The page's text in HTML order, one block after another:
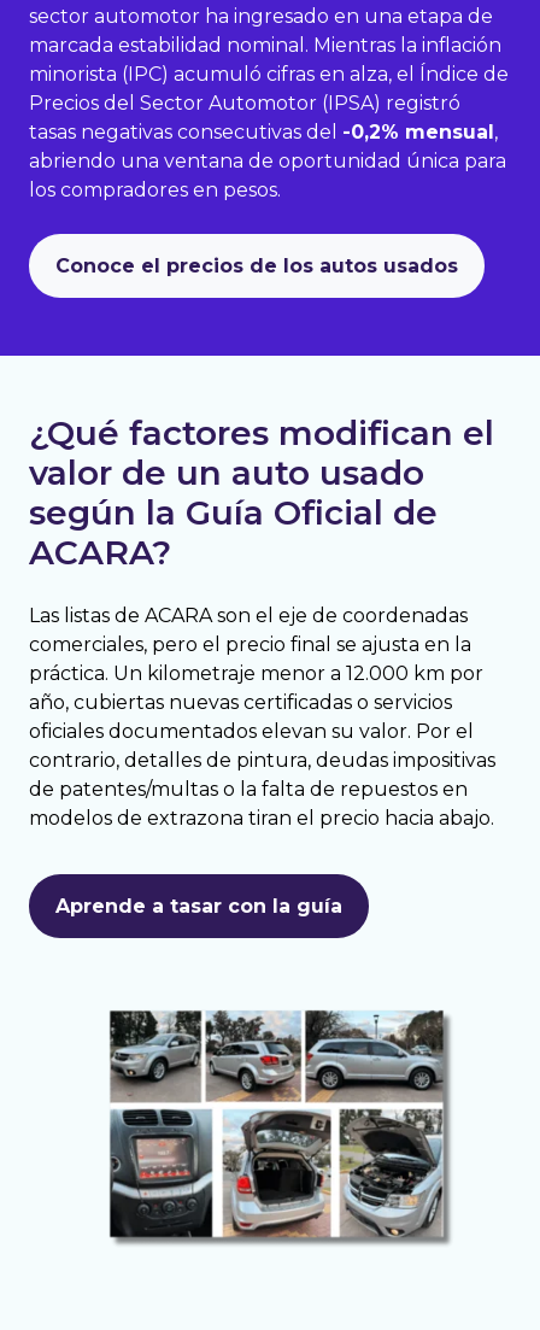
sector automotor ha ingresado en una etapa de
marcada estabilidad nominal . Mientras la inflación
minorista (IPC) acumuló cifras en alza, el Índice de
Precios del Sector Automotor (IPSA) registró
tasas negativas consecutivas del -0,2% mensual ,
abriendo una ventana de oportunidad única para
los compradores en pesos.
Conoce el precios de los autos usados
¿Qué factores modifican el
valor de un auto usado
según la Guía Oficial de
ACARA?
Las listas de ACARA son el eje de coordenadas
comerciales, pero el precio final se ajusta en la
práctica. Un kilometraje menor a 12.000 km por
año, cubiertas nuevas certificadas o servicios
oficiales documentados elevan su valor. Por el
contrario, detalles de pintura, deudas impositivas
de patentes/multas o la falta de repuestos en
modelos de extrazona tiran el precio hacia abajo.
Aprende a tasar con la guía